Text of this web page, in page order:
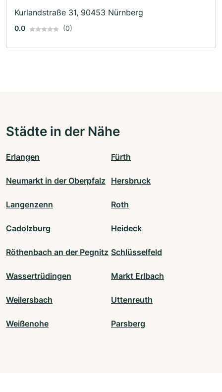
Kurlandstraße 31, 90453 Nürnberg
0.0 (0)
Städte in der Nähe
Erlangen Fürth
Neumarkt in der Oberpfalz Hersbruck
Langenzenn Roth
Cadolzburg Heideck
Röthenbach an der Pegnitz Schlüsselfeld
Wassertrüdingen Markt Erlbach
Weilersbach Uttenreuth
Weißenohe Parsberg